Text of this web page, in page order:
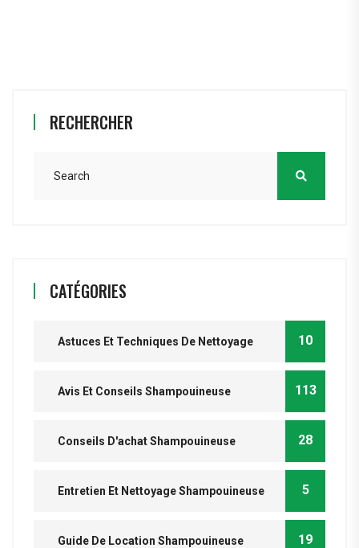
RECHERCHER
CATÉGORIES
Astuces Et Techniques De Nettoyage 10
Avis Et Conseils Shampouineuse 113
Conseils D'achat Shampouineuse 28
Entretien Et Nettoyage Shampouineuse 5
Guide De Location Shampouineuse 19